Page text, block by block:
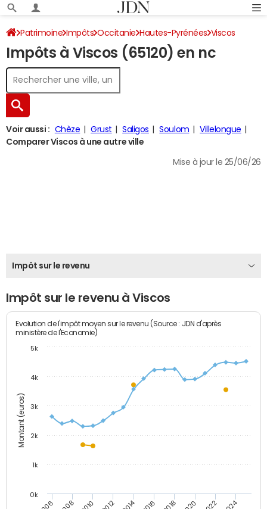
Patrimoine Impôts Occitanie Hautes-Pyrénées Viscos
Impôt sur le revenu
Impôts à Viscos (65120) en nc
Voir aussi : Chèze Grust Saligos Soulom
Villelongue
Comparer Viscos à une autre ville
Mise à jour le 25/06/26
Impôt sur le revenu
Impôt sur le revenu à Viscos
Montant (euros)
Evolution de l'impôt moyen sur le revenu (Source : JDN d'après
ministère de l'Economie)
0k
1k
2k
3k
4k
5k